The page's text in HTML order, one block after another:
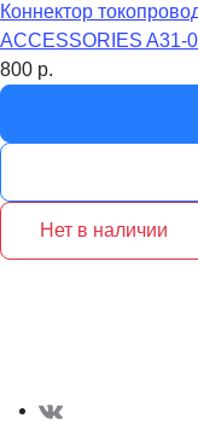
Коннектор
ACCESSORIES A31-
800 р.
Нет в наличии